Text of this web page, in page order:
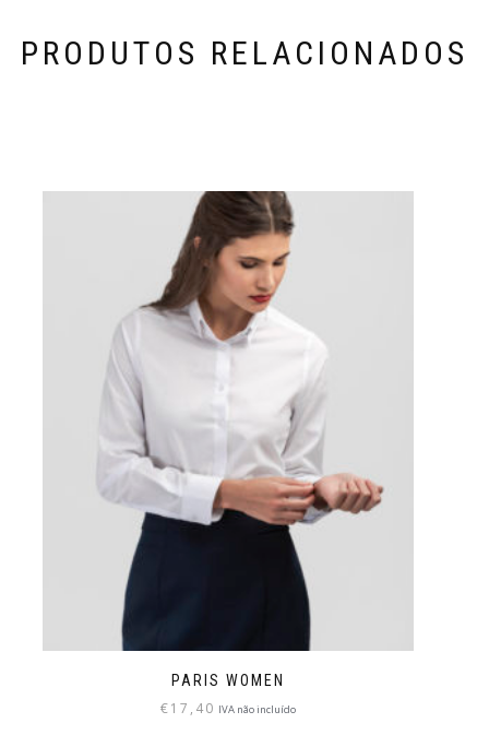
PRODUTOS RELACIONADOS
PARIS WOMEN
€17,40 IVA não incluído